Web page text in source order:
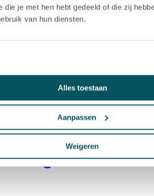
die je met hen hebt gedeeld of die zij
van hun diensten.
Alles toestaan
Aanpassen
Weigeren